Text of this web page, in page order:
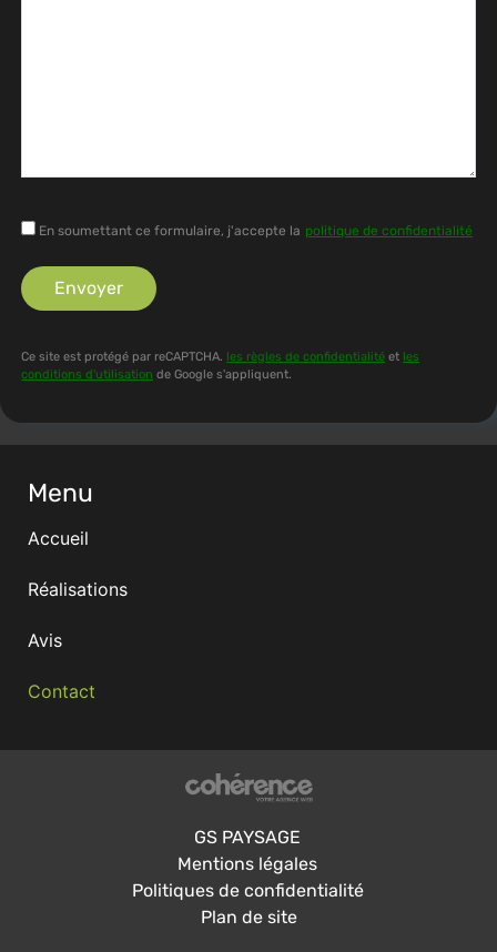
En soumettant ce formulaire, j'accepte la politique de confidentialité
Ce site est protégé par reCAPTCHA. les règles de confidentialité et les
conditions d'utilisation de Google s'appliquent.
Menu
Accueil
Réalisations
Avis
Contact
GS PAYSAGE
Mentions légales
Politiques de confidentialité
Plan de site